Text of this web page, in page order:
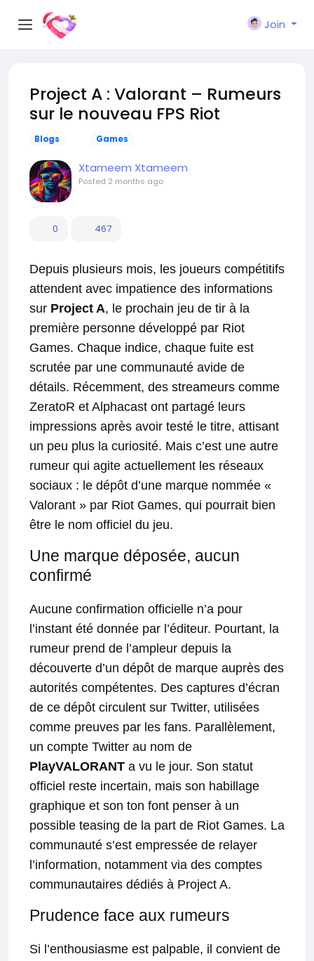
Join
Project A : Valorant – Rumeurs
sur le nouveau FPS Riot
Blogs Games
Xtameem Xtameem
Posted 2 months ago
0 467
Depuis plusieurs mois, les joueurs compétitifs
attendent avec impatience des informations
sur Project A, le prochain jeu de tir à la
première personne développé par Riot
Games. Chaque indice, chaque fuite est
scrutée par une communauté avide de
détails. Récemment, des streameurs comme
ZeratoR et Alphacast ont partagé leurs
impressions après avoir testé le titre, attisant
un peu plus la curiosité. Mais c’est une autre
rumeur qui agite actuellement les réseaux
sociaux : le dépôt d’une marque nommée «
Valorant » par Riot Games, qui pourrait bien
être le nom officiel du jeu.
Une marque déposée, aucun
confirmé
Aucune confirmation officielle n’a pour
l’instant été donnée par l’éditeur. Pourtant, la
rumeur prend de l’ampleur depuis la
découverte d’un dépôt de marque auprès des
autorités compétentes. Des captures d’écran
de ce dépôt circulent sur Twitter, utilisées
comme preuves par les fans. Parallèlement,
un compte Twitter au nom de
PlayVALORANT a vu le jour. Son statut
officiel reste incertain, mais son habillage
graphique et son ton font penser à un
possible teasing de la part de Riot Games. La
communauté s’est empressée de relayer
l’information, notamment via des comptes
communautaires dédiés à Project A.
Prudence face aux rumeurs
Si l’enthousiasme est palpable, il convient de